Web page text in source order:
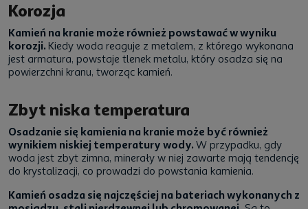
Korozja
Kamień na kranie może również powstawać w wyniku
korozji. Kiedy woda reaguje z metalem, z którego wykonana
jest armatura, powstaje tlenek metalu, który osadza się na
powierzchni kranu, tworząc kamień.
Zbyt niska temperatura
Osadzanie się kamienia na kranie może być również
wynikiem niskiej temperatury wody. W przypadku, gdy
woda jest zbyt zimna, minerały w niej zawarte mają tendencję
do krystalizacji, co prowadzi do powstania kamienia.
Kamień osadza się najczęściej na bateriach wykonanych z